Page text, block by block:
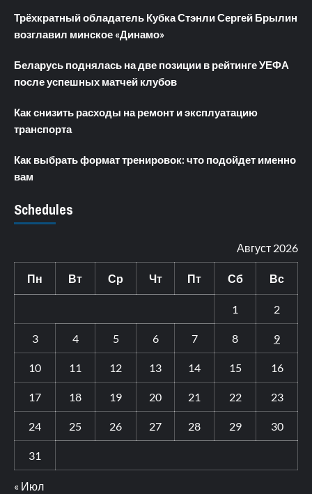
Трёхкратный обладатель Кубка Стэнли Сергей Брылин
возглавил минское «Динамо»
Беларусь поднялась на две позиции в рейтинге УЕФА
после успешных матчей клубов
Как снизить расходы на ремонт и эксплуатацию
транспорта
Как выбрать формат тренировок: что подойдет именно
вам
Schedules
Август 2026
Пн Вт Ср Чт Пт Сб Вс
1 2
3 4 5 6 7 8 9
10 11 12 13 14 15 16
17 18 19 20 21 22 23
24 25 26 27 28 29 30
31
« Июл